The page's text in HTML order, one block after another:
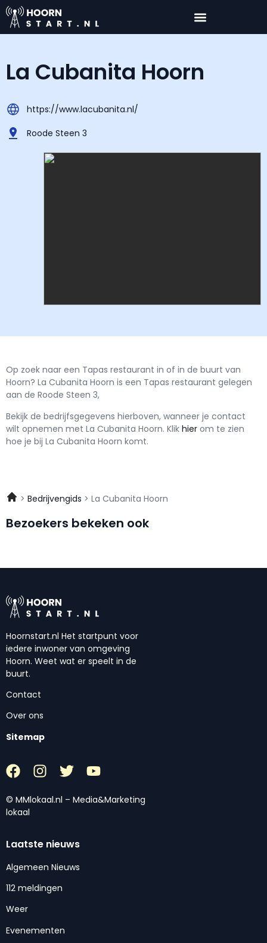
La Cubanita Hoorn
https://www.lacubanita.nl/
Roode Steen 3
Op zoek naar een Tapas restaurant in of in de buurt van
Hoorn? La Cubanita Hoorn is een Tapas restaurant gelegen
aan de Roode Steen 3,
Bekijk de bedrijfsgegevens hierboven, wanneer je contact
wilt opnemen met La Cubanita Hoorn. Klik hier om te zien
hoe je bij La Cubanita Hoorn komt.
Bedrijvengids La Cubanita Hoorn
Bezoekers bekeken ook
Hoornstart.nl Het startpunt voor
iedere inwoner van omgeving
Hoorn. Weet wat er speelt in de
buurt.
Contact
Over ons
Sitemap
© MMlokaal.nl – Media&Marketing
lokaal
Laatste nieuws
Algemeen Nieuws
112 meldingen
Weer
Evenementen